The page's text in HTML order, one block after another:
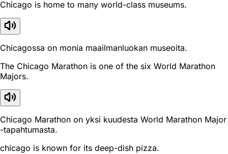
Chicago is home to many world-class museums.
Chicagossa on monia maailmanluokan museoita.
The Chicago Marathon is one of the six World Marathon
Majors.
Chicago Marathon on yksi kuudesta World Marathon Major
-tapahtumasta.
chicago is known for its deep-dish pizza.